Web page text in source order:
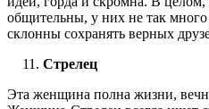
общительны, у них не так
склонны сохранять верных
Стрелец
Эта женщина полна жизни,